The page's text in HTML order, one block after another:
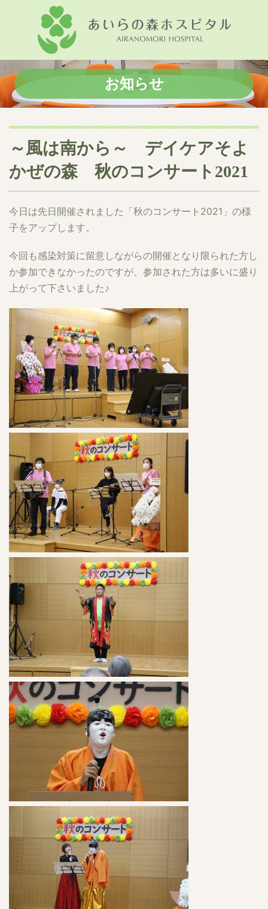
お知らせ
～風は南から～ デイケアそよ
かぜの森 秋のコンサート2021
今日は先日開催されました「秋のコンサート2021」の様
子をアップします。
今回も感染対策に留意しながらの開催となり限られた方し
か参加できなかったのですが、参加された方は多いに盛り
上がって下さいました♪